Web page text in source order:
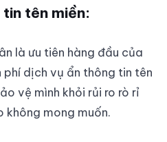
tên miền:
là ưu tiên hàng đầu của
phí dịch vụ ẩn thông tin tên
vệ mình khỏi rủi ro rò rỉ
mong muốn.